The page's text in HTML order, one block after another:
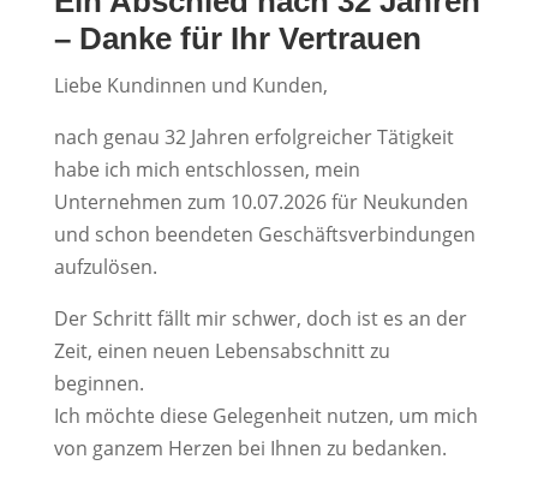
– Danke für Ihr Vertrauen
Liebe Kundinnen und Kunden,
nach genau 32 Jahren erfolgreicher Tätigkeit
habe ich mich entschlossen, mein
Unternehmen zum 10.07.2026 für Neukunden
und schon beendeten Geschäftsverbindungen
aufzulösen.
Der Schritt fällt mir schwer, doch ist es an der
Zeit, einen neuen Lebensabschnitt zu
beginnen.
Ich möchte diese Gelegenheit nutzen, um mich
von ganzem Herzen bei Ihnen zu bedanken.